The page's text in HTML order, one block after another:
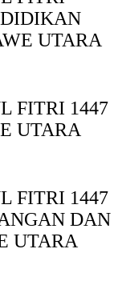
UTARA
FITRI 1447
UTARA
FITRI 1447
DAN
UTARA